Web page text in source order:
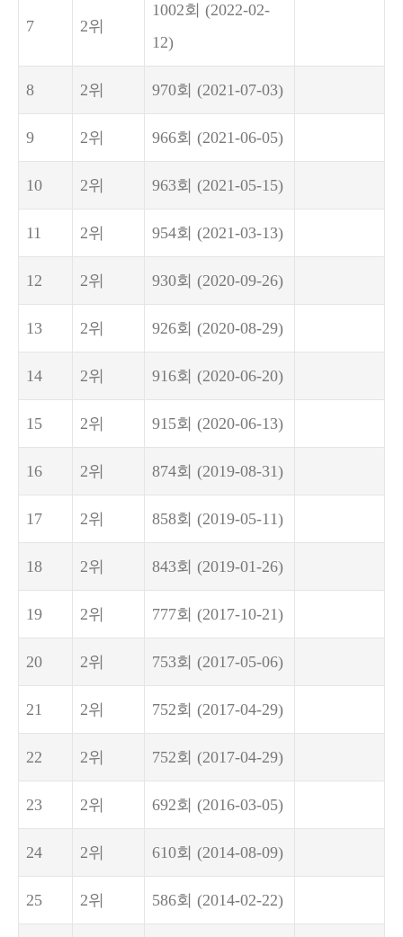
7 2위
1002회 (2022-02-
12)
8 2위 970회 (2021-07-03)
9 2위 966회 (2021-06-05)
10 2위 963회 (2021-05-15)
11 2위 954회 (2021-03-13)
12 2위 930회 (2020-09-26)
13 2위 926회 (2020-08-29)
14 2위 916회 (2020-06-20)
15 2위 915회 (2020-06-13)
16 2위 874회 (2019-08-31)
17 2위 858회 (2019-05-11)
18 2위 843회 (2019-01-26)
19 2위 777회 (2017-10-21)
20 2위 753회 (2017-05-06)
21 2위 752회 (2017-04-29)
22 2위 752회 (2017-04-29)
23 2위 692회 (2016-03-05)
24 2위 610회 (2014-08-09)
25 2위 586회 (2014-02-22)